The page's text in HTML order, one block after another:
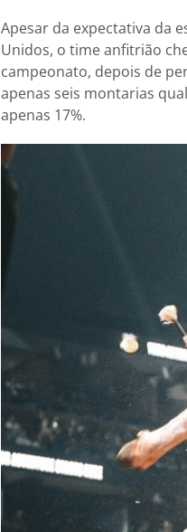
Apesar da expectativa da
Unidos, o time anfitrião
campeonato, depois de
apenas seis montarias
apenas 17%.